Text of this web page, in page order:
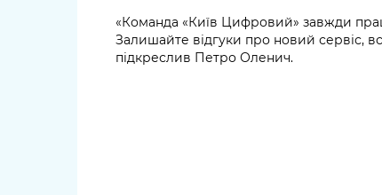
«Команда «Київ Цифровий» завжди
Залишайте відгуки про новий сервіс,
підкреслив Петро Оленич.